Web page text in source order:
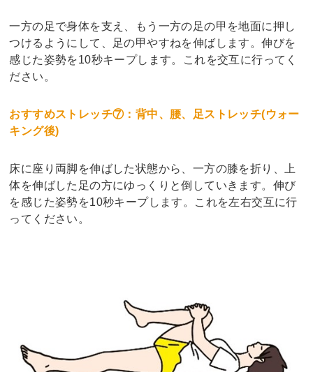
一方の足で身体を支え、もう一方の足の甲を地面に押し
つけるようにして、足の甲やすねを伸ばします。伸びを
感じた姿勢を10秒キープします。これを交互に行ってく
ださい。
おすすめストレッチ⑦：背中、腰、足ストレッチ(ウォー
キング後)
床に座り両脚を伸ばした状態から、一方の膝を折り、上
体を伸ばした足の方にゆっくりと倒していきます。伸び
を感じた姿勢を10秒キープします。これを左右交互に行
ってください。